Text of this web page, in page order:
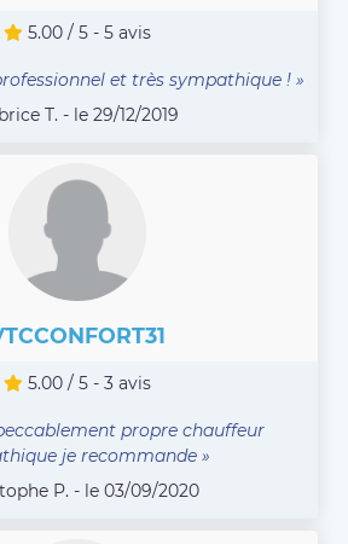
5.00 / 5 - 5 avis
et très sympathique ! »
T. - le 29/12/2019
5.00 / 5 - 3 avis
propre chauffeur
je recommande »
P. - le 03/09/2020